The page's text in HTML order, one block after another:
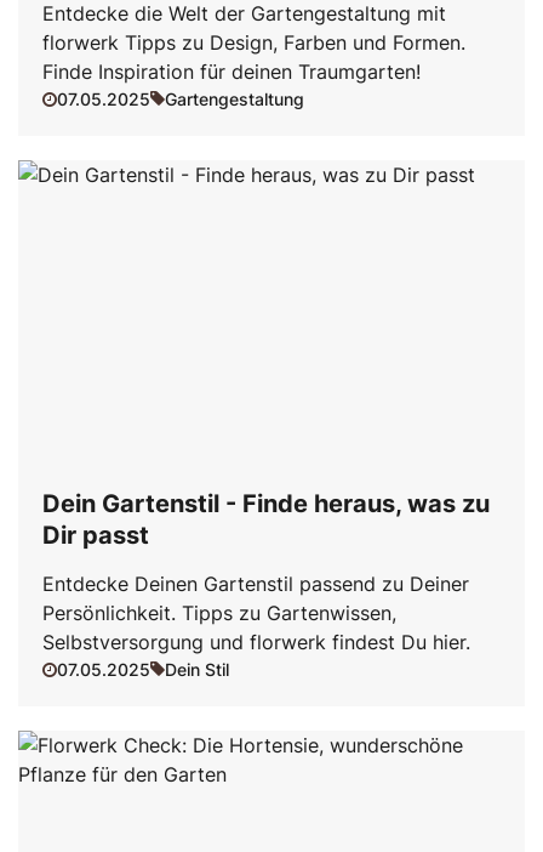
Entdecke die Welt der Gartengestaltung mit
florwerk Tipps zu Design, Farben und Formen.
Finde Inspiration für deinen Traumgarten!
07.05.2025 Gartengestaltung
Dein Gartenstil - Finde heraus, was zu
Dir passt
Entdecke Deinen Gartenstil passend zu Deiner
Persönlichkeit. Tipps zu Gartenwissen,
Selbstversorgung und florwerk findest Du hier.
07.05.2025 Dein Stil